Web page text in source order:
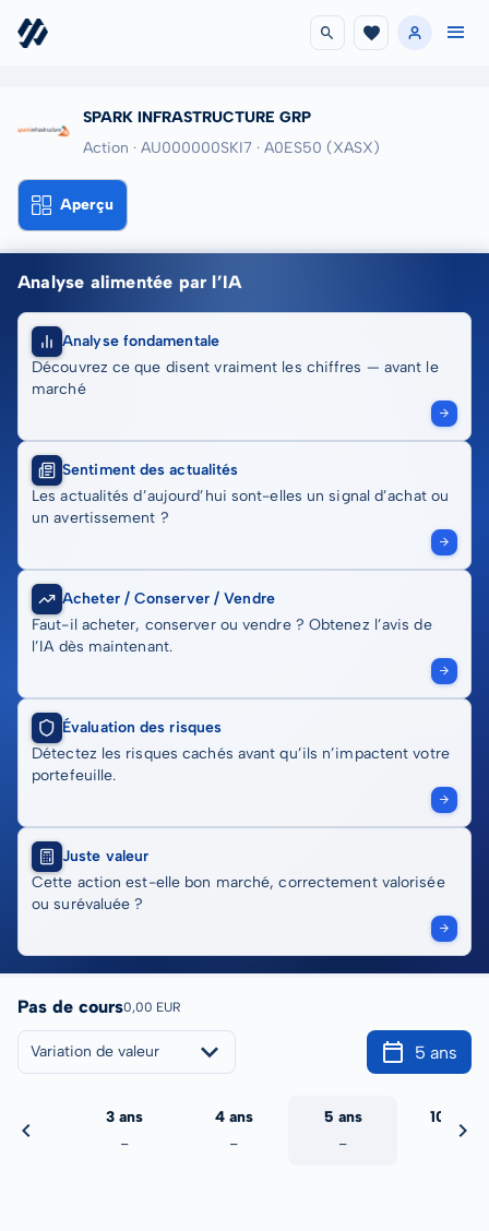
SPARK INFRASTRUCTURE GRP
Action · AU000000SKI7 · A0ES50 (XASX)
Aperçu
Analyse alimentée par l’IA
Analyse fondamentale
Découvrez ce que disent vraiment les chiffres — avant le
marché
Sentiment des actualités
Les actualités d’aujourd’hui sont-elles un signal d’achat ou
un avertissement ?
Acheter / Conserver / Vendre
Faut-il acheter, conserver ou vendre ? Obtenez l’avis de
l’IA dès maintenant.
Évaluation des risques
Détectez les risques cachés avant qu’ils n’impactent votre
portefeuille.
Juste valeur
Cette action est-elle bon marché, correctement valorisée
ou surévaluée ?
Pas de cours0,00 EUR
Variation de valeur 5 ans
3 ans
-
4 ans
-
5 ans
-
10 ans